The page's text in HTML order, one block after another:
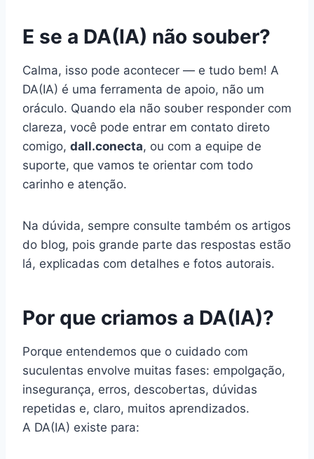
E se a DA(IA) não souber?
Calma, isso pode acontecer — e tudo bem! A
DA(IA) é uma ferramenta de apoio, não um
oráculo. Quando ela não souber responder com
clareza, você pode entrar em contato direto
comigo, dall.conecta, ou com a equipe de
suporte, que vamos te orientar com todo
carinho e atenção.
Na dúvida, sempre consulte também os artigos
do blog, pois grande parte das respostas estão
lá, explicadas com detalhes e fotos autorais.
Por que criamos a DA(IA)?
Porque entendemos que o cuidado com
suculentas envolve muitas fases: empolgação,
insegurança, erros, descobertas, dúvidas
repetidas e, claro, muitos aprendizados.
A DA(IA) existe para: